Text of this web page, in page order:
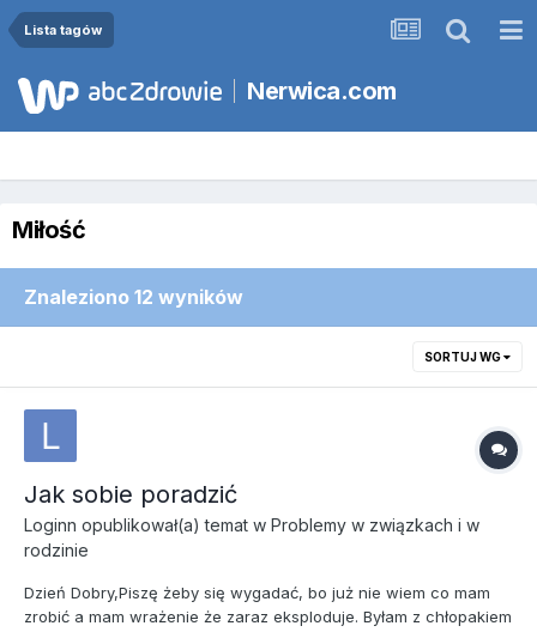
Lista tagów
Nerwica.com
Miłość
Znaleziono 12 wyników
SORTUJ WG
Jak sobie poradzić
Loginn opublikował(a) temat w Problemy w związkach i w
rodzinie
Dzień Dobry,Piszę żeby się wygadać, bo już nie wiem co mam
zrobić a mam wrażenie że zaraz eksploduje. Byłam z chłopakiem